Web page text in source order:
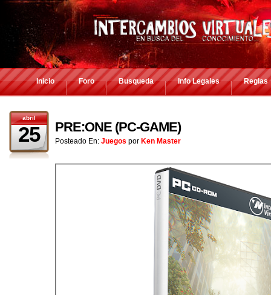
Inicio Foro Busqueda Info Legales Reglas
abril
25 PRE:ONE (PC-GAME)
Posteado En: Juegos por Ken Master